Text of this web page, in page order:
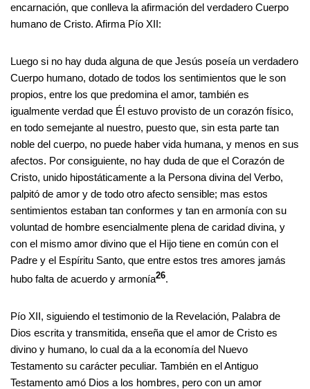
encarnación, que conlleva la afirmación del verdadero Cuerpo
humano de Cristo. Afirma Pío XII:
Luego si no hay duda alguna de que Jesús poseía un verdadero
Cuerpo humano, dotado de todos los sentimientos que le son
propios, entre los que predomina el amor, también es
igualmente verdad que Él estuvo provisto de un corazón físico,
en todo semejante al nuestro, puesto que, sin esta parte tan
noble del cuerpo, no puede haber vida humana, y menos en sus
afectos. Por consiguiente, no hay duda de que el Corazón de
Cristo, unido hipostáticamente a la Persona divina del Verbo,
palpitó de amor y de todo otro afecto sensible; mas estos
sentimientos estaban tan conformes y tan en armonía con su
voluntad de hombre esencialmente plena de caridad divina, y
con el mismo amor divino que el Hijo tiene en común con el
Padre y el Espíritu Santo, que entre estos tres amores jamás
hubo falta de acuerdo y armonía26.
Pío XII, siguiendo el testimonio de la Revelación, Palabra de
Dios escrita y transmitida, enseña que el amor de Cristo es
divino y humano, lo cual da a la economía del Nuevo
Testamento su carácter peculiar. También en el Antiguo
Testamento amó Dios a los hombres, pero con un amor